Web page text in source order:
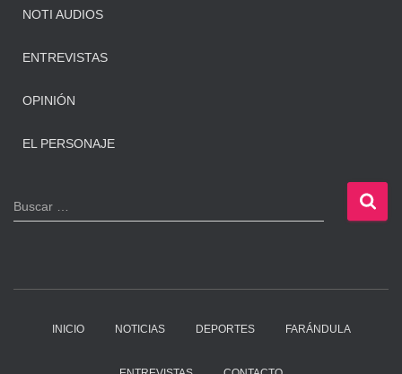
NOTI AUDIOS
ENTREVISTAS
OPINIÓN
EL PERSONAJE
B
u
Buscar …
INICIO NOTICIAS DEPORTES FARÁNDULA